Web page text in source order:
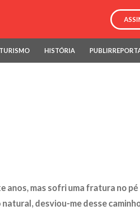
TURISMO HISTÓRIA
anos, mas sofri uma fratura no pé
desviou-me desse